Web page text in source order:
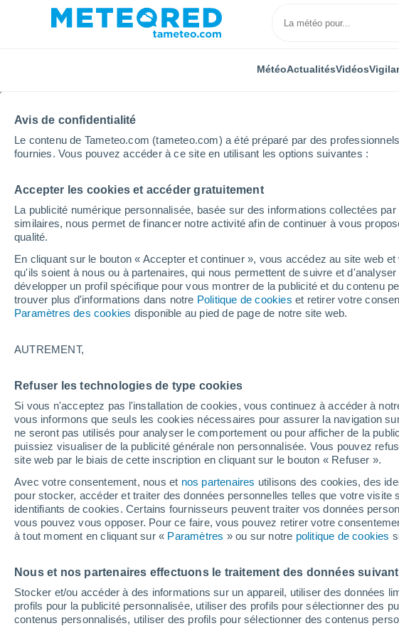
Avis de confidentialité
Le contenu de Tameteo.com (tameteo.com) a été préparé par des
fournies. Vous pouvez accéder à ce site en utilisant les options suivantes :
Accepter les cookies et accéder gratuitement
La publicité numérique personnalisée, basée sur des informations collectées
similaires, nous permet de financer notre activité afin de continuer à vous
qualité.
En cliquant sur le bouton « Accepter et continuer », vous accédez au site web
qu'ils soient à nous ou à partenaires, qui nous permettent de suivre et
développer un profil spécifique pour vous montrer de la publicité et du contenu
trouver plus d'informations dans notre Politique de cookies et retirer votre
Paramètres des cookies disponible au pied de page de notre site web.
AUTREMENT,
Refuser les technologies de type cookies
Si vous n'acceptez pas l'installation de cookies, vous continuez à accéder à
vous informons que seuls les cookies nécessaires pour assurer la navigation
ne seront pas utilisés pour analyser le comportement ou pour afficher de la
puissiez visualiser de la publicité générale non personnalisée. Vous pouvez
site web par le biais de cette inscription en cliquant sur le bouton « Refuser ».
Avec votre consentement, nous et nos partenaires utilisons des cookies, des
pour stocker, accéder et traiter des données personnelles telles que votre
identifiants de cookies. Certains fournisseurs peuvent traiter vos données
vous pouvez vous opposer. Pour ce faire, vous pouvez retirer votre
à tout moment en cliquant sur « Paramètres » ou sur notre politique de cookies
Nous et nos partenaires effectuons le traitement des données
Stocker et/ou accéder à des informations sur un appareil, utiliser des données
profils pour la publicité personnalisée, utiliser des profils pour sélectionner des
contenus personnalisés, utiliser des profils pour sélectionner des contenus
MétéoActualitésVidéos
Accueil Grand Est Meurthe-et-Moselle
Météo Meurthe-et-Moselle
Aujourd´hui, 7 août Toute la journée Symbole
24°
12°
24°
12°
Longwy
26°
14°
Pont-à-
Mousson
13°
14°
26°